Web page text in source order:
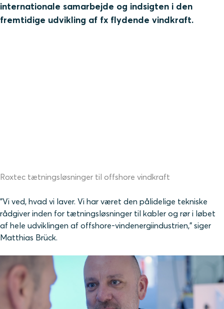
internationale samarbejde og indsigten i den
fremtidige udvikling af fx flydende vindkraft.
Roxtec tætningsløsninger til offshore vindkraft
"Vi ved, hvad vi laver. Vi har været den pålidelige tekniske
rådgiver inden for tætningsløsninger til kabler og rør i løbet
af hele udviklingen af offshore-vindenergiindustrien," siger
Matthias Brück.